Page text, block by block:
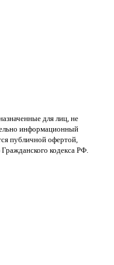
для лиц, не
информационный
публичной офертой,
кодекса РФ.